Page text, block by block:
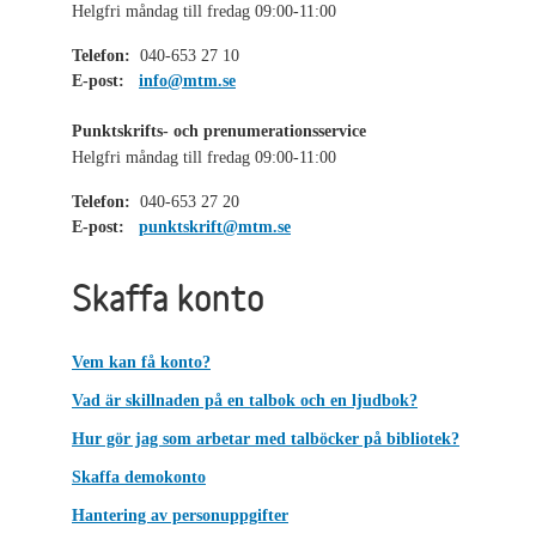
Helgfri måndag till fredag 09:00-11:00
Telefon: 040-653 27 10
E-post:
info@mtm.se
Punktskrifts- och prenumerationsservice
Helgfri måndag till fredag 09:00-11:00
Telefon: 040-653 27 20
E-post:
punktskrift@mtm.se
Skaffa konto
Vem kan få konto?
Vad är skillnaden på en talbok och en ljudbok?
Hur gör jag som arbetar med talböcker på bibliotek?
Skaffa demokonto
Hantering av personuppgifter